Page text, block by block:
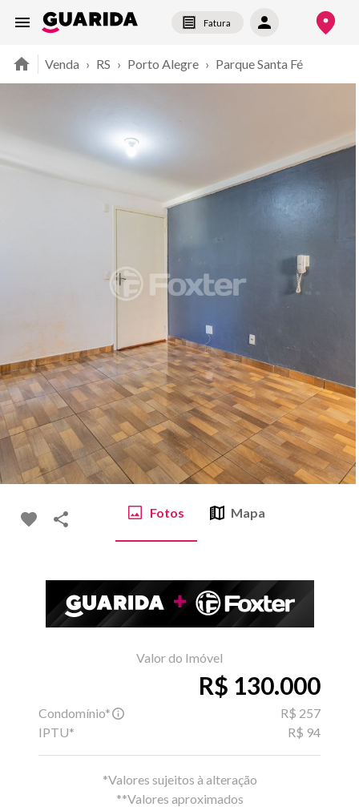
Fatura
Venda › RS › Porto Alegre › Parque Santa Fé
Fotos Mapa
Valor do Imóvel
R$ 130.000
Condomínio*
R$ 257
IPTU*
R$ 94
*Valores sujeitos à alteração
**Valores aproximados